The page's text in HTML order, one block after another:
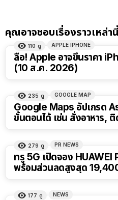
คุณอาจชอบเรื่องราวเหล่านี้
110 ดู APPLE IPHONE
ลือ! Apple อาจขึ้นราคา
(10 ส.ค. 2026)
235 ดู GOOGLE MAP
Google Maps อัปเกรด
ขั้นตอนได้ เช่น สั่งอาหาร,
279 ดู PR NEWS
ทรู 5G เปิดจอง
พร้อมส่วนลดสูงสุด
177 ดู NEWS